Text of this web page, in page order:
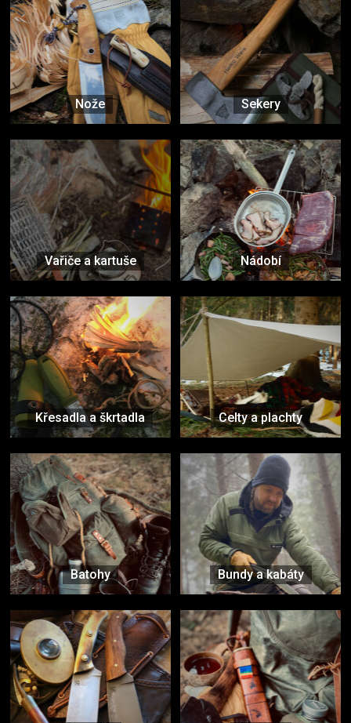
Nože Sekery
Vařiče a kartuše Nádobí
Křesadla a škrtadla Celty a plachty
Batohy Bundy a kabáty